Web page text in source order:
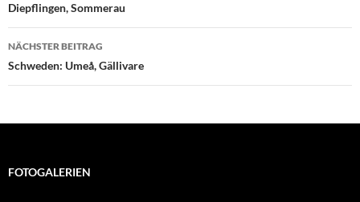
Diepflingen, Sommerau
NÄCHSTER BEITRAG
Schweden: Umeå, Gällivare
FOTOGALERIEN